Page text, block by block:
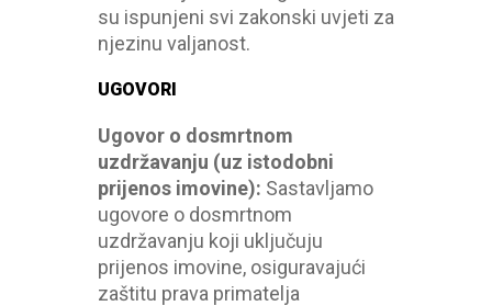
su ispunjeni svi zakonski uvjeti za
njezinu valjanost.
UGOVORI
Ugovor o dosmrtnom
uzdržavanju (uz istodobni
prijenos imovine): Sastavljamo
ugovore o dosmrtnom
uzdržavanju koji uključuju
prijenos imovine, osiguravajući
zaštitu prava primatelja